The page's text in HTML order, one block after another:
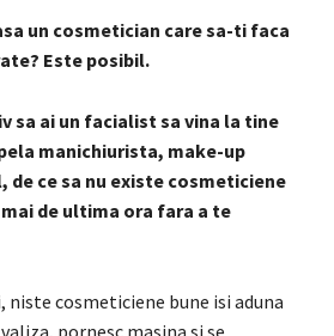
un cosmetician care sa-ti faca
Este posibil.
sa ai un facialist sa vina la tine
manichiurista, make-up
, de ce sa nu existe cosmeticiene
mai de ultima ora fara a te
niste cosmeticiene bune isi aduna
pornesc masina si se